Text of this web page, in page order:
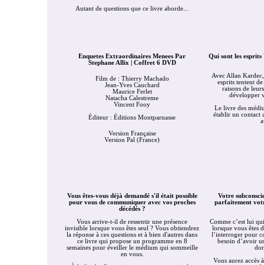
Autant de questions que ce livre aborde...
Enquetes Extraordinaires Menees Par
Stephane Allix | Coffret 6 DVD
Film de : Thierry Machado
Jean-Yves Cauchard
Maurice Ferlet
Natacha Calestreme
Vincent Fooy
Éditeur : Éditions Montparnasse
Version Française
Version Pal (France)
Qui sont les
Avec Allan
esprits tentent
raisons de
développer
Le livre des
établir un contact
Vous êtes-vous déjà demandé s'il était possible
pour vous de communiquer avec vos proches
décédés ?
Vous arrive-t-il de ressentir une présence
invisible lorsque vous êtes seul ? Vous obtiendrez
la réponse à ces questions et à bien d'autres dans
ce livre qui propose un programme en 8
semaines pour éveiller le médium qui sommeille
en vous.
Votre
parfaitement
Comme c’est lui
lorsque vous êtes
l’interroger pour
besoin d’avoir
Vous aurez accès